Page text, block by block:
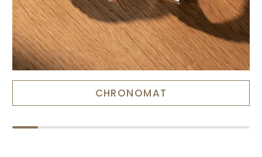
CHRONOMAT